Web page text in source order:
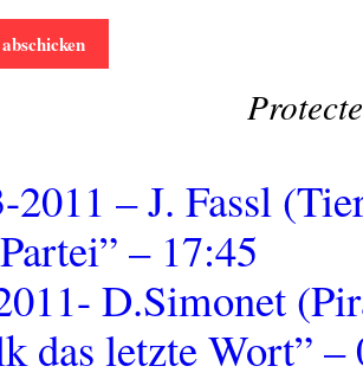
2011 – J. Fassl
– 17:45
D.Simonet
das letzte Wort” –